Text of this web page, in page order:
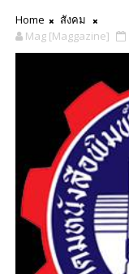
Home
สังคม
Mag [Maggazine]